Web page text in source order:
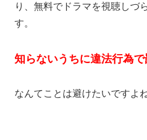
り、無料でドラマを視聴しづ
す。
知らないうちに違法行為で
なんてことは避けたいですよ